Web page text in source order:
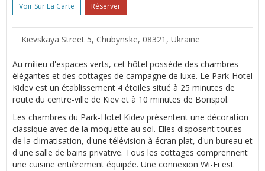
Voir Sur La Carte Réserver
Kievskaya Street 5, Chubynske, 08321, Ukraine
Au milieu d'espaces verts, cet hôtel possède des chambres
élégantes et des cottages de campagne de luxe. Le Park-Hotel
Kidev est un établissement 4 étoiles situé à 25 minutes de
route du centre-ville de Kiev et à 10 minutes de Borispol.
Les chambres du Park-Hotel Kidev présentent une décoration
classique avec de la moquette au sol. Elles disposent toutes
de la climatisation, d'une télévision à écran plat, d'un bureau et
d'une salle de bains privative. Tous les cottages comprennent
une cuisine entièrement équipée. Une connexion Wi-Fi est